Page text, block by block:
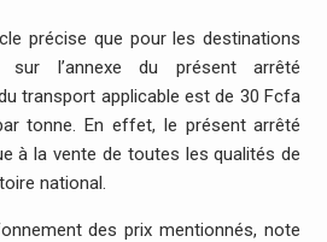
précise que pour les destinations
l’annexe du présent arrêté
transport applicable est de 30 Fcfa
tonne. En effet, le présent arrêté
à la vente de toutes les qualités de
national.
des prix mentionnés, note